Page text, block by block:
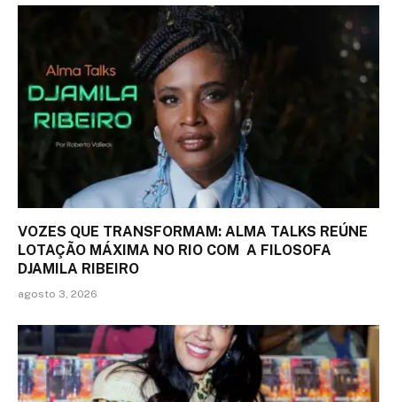
VOZES QUE TRANSFORMAM: ALMA TALKS REÚNE
LOTAÇÃO MÁXIMA NO RIO COM A FILOSOFA
DJAMILA RIBEIRO
agosto 3, 2026